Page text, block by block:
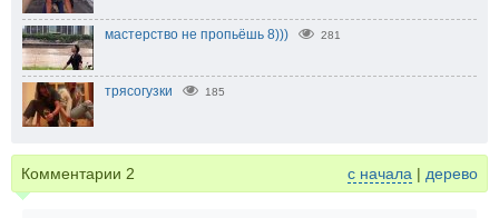
мастерство не пропьёшь 8))) 281
трясогузки 185
Комментарии 2 с начала | дерево